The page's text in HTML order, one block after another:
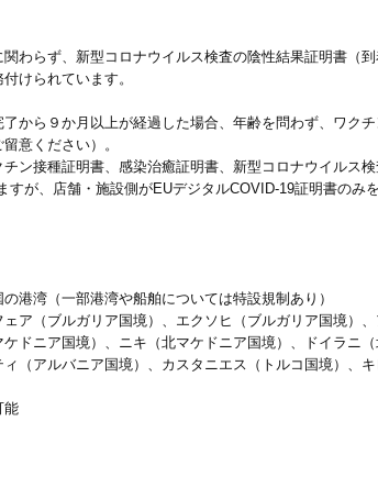
わらず、新型コロナウイルス検査の陰性結果証明書（
けられています。
から９か月以上が経過した場合、年齢を問わず、ワク
意ください）。
ン接種証明書、感染治癒証明書、新型コロナウイルス
が、店舗・施設側がEUデジタルCOVID-19証明書のみ
港湾（一部港湾や船舶については特設規制あり）
ア（ブルガリア国境）、エクソヒ（ブルガリア国境）
ニア国境）、ニキ（北マケドニア国境）、ドイラニ（
（アルバニア国境）、カスタニエス（トルコ国境）、
能